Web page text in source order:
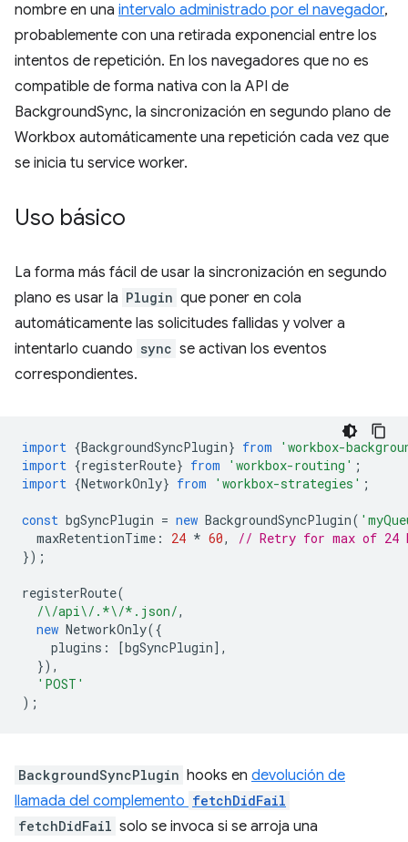
nombre en una intervalo administrado por el navegador,
probablemente con una retirada exponencial entre los
intentos de repetición. En los navegadores que no es
compatible de forma nativa con la API de
BackgroundSync, la sincronización en segundo plano de
Workbox automáticamente una repetición cada vez que
se inicia tu service worker.
Uso básico
La forma más fácil de usar la sincronización en segundo
plano es usar la Plugin que poner en cola
automáticamente las solicitudes fallidas y volver a
intentarlo cuando sync se activan los eventos
correspondientes.
import {BackgroundSyncPlugin} from
'workbox-
import {registerRoute} from 'workbox-routing' ;
import {NetworkOnly} from 'workbox-strategies' ;
const bgSyncPlugin = new BackgroundSyncPlugin(
maxRetentionTime : 24 * 60,
// Retry for max of 24
});
registerRoute(
/\/api\/.*\/*.json/,
new NetworkOnly({
plugins : [bgSyncPlugin],
}),
'POST'
);
BackgroundSyncPlugin hooks en devolución de
llamada del complemento fetchDidFail
fetchDidFail solo se invoca si se arroja una